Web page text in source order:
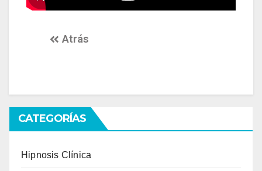
Atrás
CATEGORÍAS
Hipnosis Clínica